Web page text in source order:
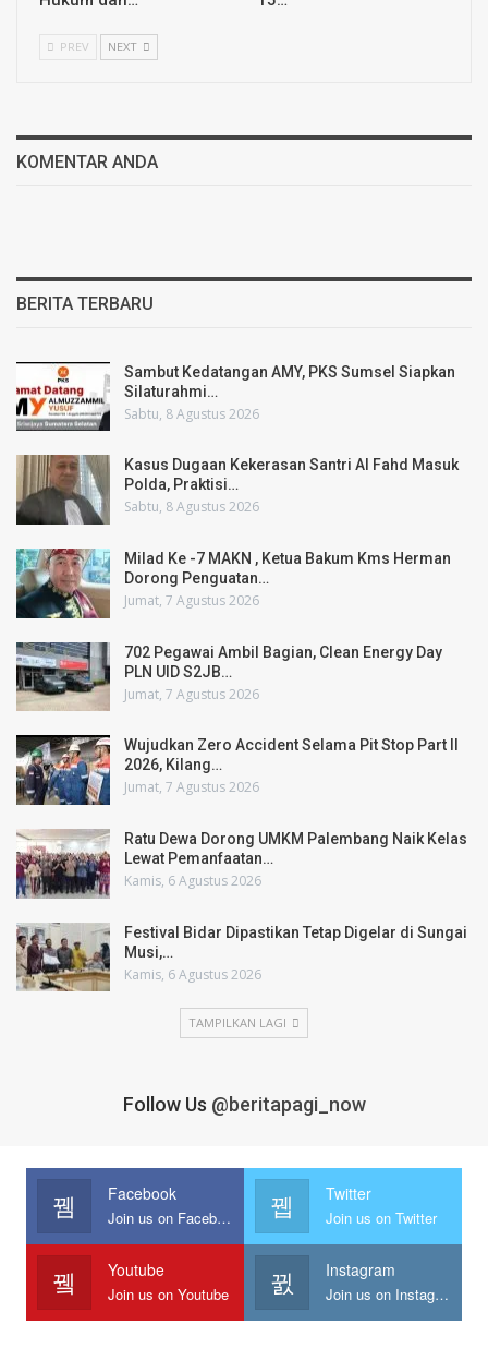
PREV NEXT
KOMENTAR ANDA
BERITA TERBARU
Sambut Kedatangan AMY, PKS Sumsel Siapkan
Silaturahmi…
Sabtu, 8 Agustus 2026
Kasus Dugaan Kekerasan Santri Al Fahd Masuk
Polda, Praktisi…
Sabtu, 8 Agustus 2026
Milad Ke -7 MAKN , Ketua Bakum Kms Herman
Dorong Penguatan…
Jumat, 7 Agustus 2026
702 Pegawai Ambil Bagian, Clean Energy Day
PLN UID S2JB…
Jumat, 7 Agustus 2026
Wujudkan Zero Accident Selama Pit Stop Part II
2026, Kilang…
Jumat, 7 Agustus 2026
Ratu Dewa Dorong UMKM Palembang Naik Kelas
Lewat Pemanfaatan…
Kamis, 6 Agustus 2026
Festival Bidar Dipastikan Tetap Digelar di Sungai
Musi,…
Kamis, 6 Agustus 2026
TAMPILKAN LAGI
Follow Us @beritapagi_now
Facebook
Join us on Facebook
Twitter
Join us on Twitter
Youtube
Join us on Youtube
Instagram
Join us on Instagram